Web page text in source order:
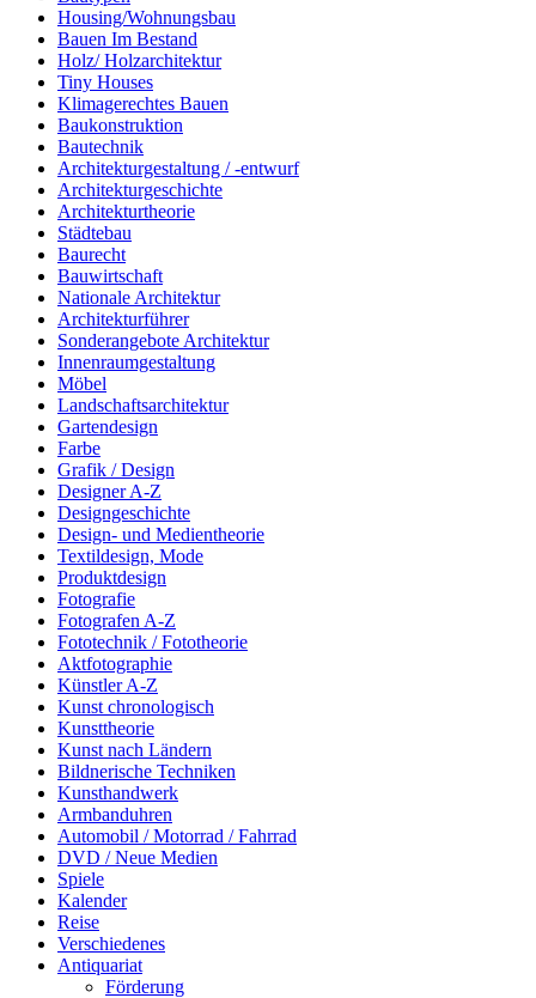
Housing/Wohnungsbau
Bauen Im Bestand
Holz/ Holzarchitektur
Tiny Houses
Klimagerechtes Bauen
Baukonstruktion
Bautechnik
Architekturgestaltung / -entwurf
Architekturgeschichte
Architekturtheorie
Städtebau
Baurecht
Bauwirtschaft
Nationale Architektur
Architekturführer
Sonderangebote Architektur
Innenraumgestaltung
Möbel
Landschaftsarchitektur
Gartendesign
Farbe
Grafik / Design
Designer A-Z
Designgeschichte
Design- und Medientheorie
Textildesign, Mode
Produktdesign
Fotografie
Fotografen A-Z
Fototechnik / Fototheorie
Aktfotographie
Künstler A-Z
Kunst chronologisch
Kunsttheorie
Kunst nach Ländern
Bildnerische Techniken
Kunsthandwerk
Armbanduhren
Automobil / Motorrad / Fahrrad
DVD / Neue Medien
Spiele
Kalender
Reise
Verschiedenes
Antiquariat
Förderung